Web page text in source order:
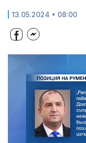
13.05.2024 • 08:00